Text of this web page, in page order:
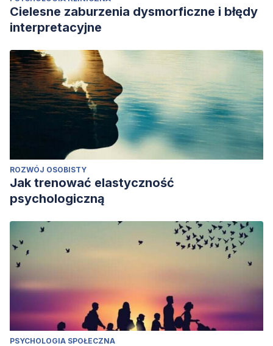
Cielesne zaburzenia dysmorficzne i błędy
interpretacyjne
ROZWÓJ OSOBISTY
Jak trenować elastyczność
psychologiczną
PSYCHOLOGIA SPOŁECZNA